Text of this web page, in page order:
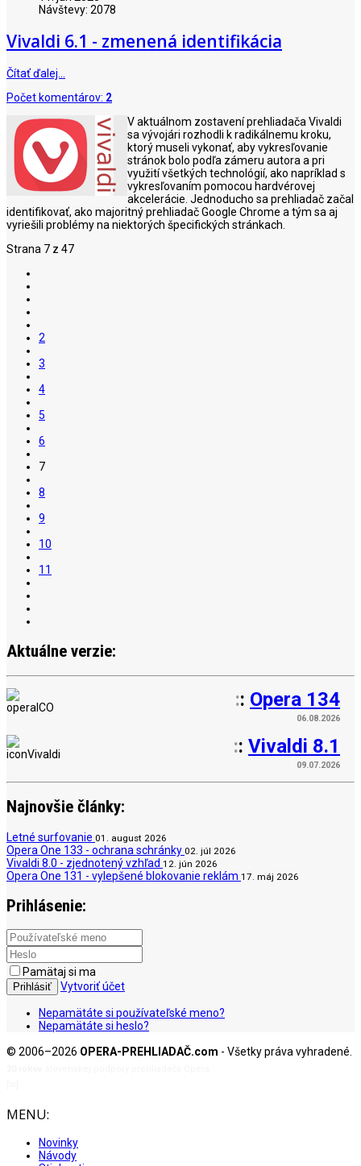
Návštevy: 2078
Vivaldi 6.1 - zmenená identifikácia
Čítať ďalej…
Počet komentárov: 2
V aktuálnom zostavení prehliadača Vivaldi
sa vývojári rozhodli k radikálnemu kroku,
ktorý museli vykonať, aby vykresľovanie
stránok bolo podľa zámeru autora a pri
využití všetkých technológií, ako napríklad s
vykresľovaním pomocou hardvérovej
akcelerácie. Jednoducho sa prehliadač začal
identifikovať, ako majoritný prehliadač Google Chrome a tým sa aj
vyriešili problémy na niektorých špecifických stránkach.
Strana 7 z 47
2
3
4
5
6
7
8
9
10
11
Aktuálne verzie:
:: Opera 134
06.08.2026
:: Vivaldi 8.1
09.07.2026
Najnovšie články:
Letné surfovanie 01. august 2026
Opera One 133 - ochrana schránky 02. júl 2026
Vivaldi 8.0 - zjednotený vzhľad 12. jún 2026
Opera One 131 - vylepšené blokovanie reklám 17. máj 2026
Prihlásenie:
Pamätaj si ma
Prihlásiť Vytvoriť účet
Nepamätáte si používateľské meno?
Nepamätáte si heslo?
© 2006–2026 OPERA-PREHLIADAČ.com - Všetky práva vyhradené.
MENU:
Novinky
Návody